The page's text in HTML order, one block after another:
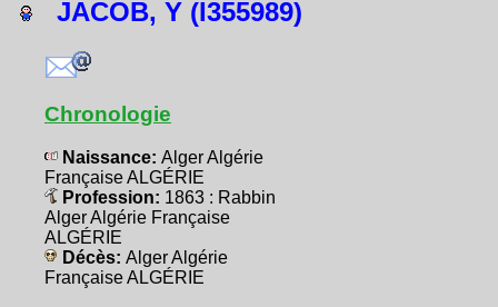
JACOB, Y (I355989)
Chronologie
Naissance: Alger Algérie
Française ALGÉRIE
Profession: 1863 : Rabbin
Alger Algérie Française
ALGÉRIE
Décès: Alger Algérie
Française ALGÉRIE